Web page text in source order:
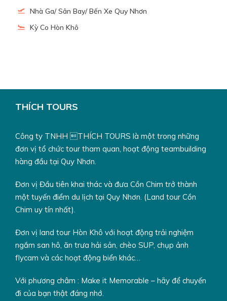
Lịch Trình
mực
. Thời gian di chuyển khoảng 20 phút.
18h00 : Đến bè câu mực, đoàn tập trung nghe ngư dân
hướng dẫn cách câu mực và nhận công cụ hỗ trợ
đó, trải nghiệm câu mực và cố gắng mang về những con
mực tươi ngon nhất cho bữa tối thêm thịnh soạn.
trái cây..). Sau đó tiếp tục trò chuyện và câu mực.
21h00: Đoànkiểm tra tư trang hành lý di chuyển vào
gặp lại!
Ghi chú:Hành trình có thể thay đổi thứ tự điểm đến tùy
Nhà Ga/ Sân Bay/ Bến Xe Quy Nhơn
Kỳ Co Hòn Khô
THÍCH TOURS
Công ty TNHH THÍCH TOURS là một trong những
đơn vị tổ chức tour tham quan, hoạt động teambuilding
hàng đầu tại Quy Nhơn.
Đơn vị Đầu tiên khai thác và đưa Cồn Chim trở thành
một tuyến điểm du lịch tại Quy Nhơn. (Land tour Cồn
Chim uy tín nhất).
Đơn vị land tour Hòn Khô với hoạt động trải nghiệm
ngắm san hô, ăn trưa hải sản, chèo SUP, chụp ảnh
flycam và các hoạt động biển khác…
Với phương châm : Make it Memorable – hãy để chuyến
đi của bạn thật đáng nhớ.